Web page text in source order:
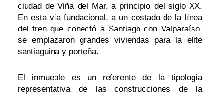
ciudad de Viña del Mar, a principio del siglo XX.
En esta vía fundacional, a un costado de la línea
del tren que conectó a Santiago con Valparaíso,
se emplazaron grandes viviendas para la elite
santiaguina y porteña.
El inmueble es un referente de la tipología
representativa de las construcciones de la